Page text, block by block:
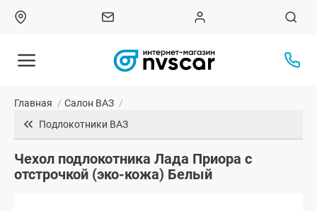
Главная / Салон ВАЗ /
Подлокотники ВАЗ
Чехол подлокотника Лада Приора с
отстрочкой (эко-кожа) Белый